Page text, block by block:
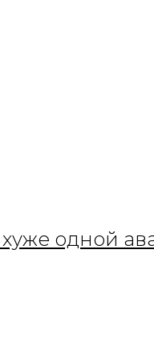
одной